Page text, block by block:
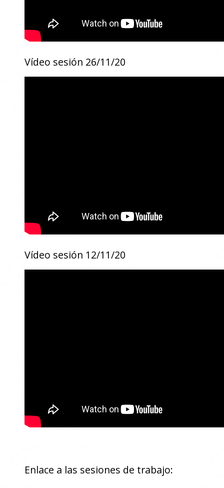
Vídeo sesión 26/11/20
Vídeo sesión 12/11/20
Enlace a las sesiones de trabajo: